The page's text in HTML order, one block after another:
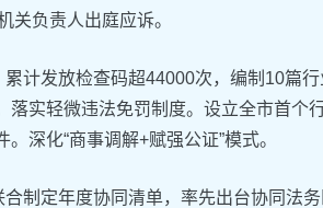
关负责人出庭应诉。
计发放检查码超44000次，编制10篇
落实轻微违法免罚制度。设立全市首个
深化“商事调解+赋强公证”模式。
制定年度协同清单，率先出台协同法